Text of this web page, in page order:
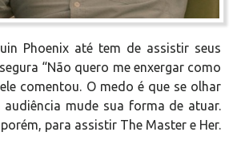
Phoenix até tem de assistir seus
“Não quero me enxergar como
comentou. O medo é que se olhar
audiência mude sua forma de atuar.
para assistir The Master e Her.